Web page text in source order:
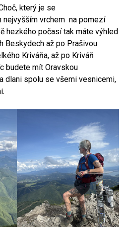
který je se
nejvyšším vrchem na pomezí
hezkého počasí tak máte výhled
Beskydech až po Prašivou
Kriváňa, až po Kriváň
budete mít Oravskou
dlani spolu se všemi vesnicemi,